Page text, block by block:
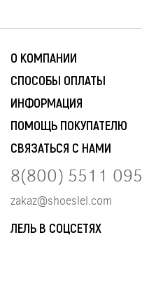
О КОМПАНИИ
СПОСОБЫ ОПЛАТЫ
ИНФОРМАЦИЯ
ПОМОЩЬ ПОКУПАТЕЛЮ
СВЯЗАТЬСЯ С НАМИ
8(800) 5511 095
zakaz@shoeslel.com
ЛЕЛЬ В СОЦСЕТЯХ